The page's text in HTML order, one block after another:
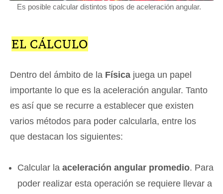
Es posible calcular distintos tipos de aceleración angular.
EL CÁLCULO
Dentro del ámbito de la Física juega un papel
importante lo que es la aceleración angular. Tanto
es así que se recurre a establecer que existen
varios métodos para poder calcularla, entre los
que destacan los siguientes:
Calcular laaceleración angular promedio. Para
poder realizar esta operación se requiere llevar a